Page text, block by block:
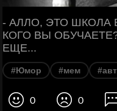
- АЛЛО, ЭТО ШКОЛА
КОГО ВЫ
ЕЩЕ...
#Юмор #мем
0 0